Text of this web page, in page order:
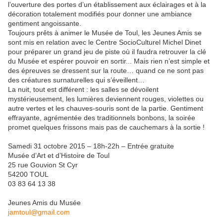
l’ouverture des portes d’un établissement aux éclairages et à la
décoration totalement modifiés pour donner une ambiance
gentiment angoissante.
Toujours prêts à animer le Musée de Toul, les Jeunes Amis se
sont mis en relation avec le Centre SocioCulturel Michel Dinet
pour préparer un grand jeu de piste où il faudra retrouver la clé
du Musée et espérer pouvoir en sortir... Mais rien n’est simple et
des épreuves se dressent sur la route… quand ce ne sont pas
des créatures surnaturelles qui s’éveillent…
La nuit, tout est différent : les salles se dévoilent
mystérieusement, les lumières deviennent rouges, violettes ou
autre vertes et les chauves-souris sont de la partie. Gentiment
effrayante, agrémentée des traditionnels bonbons, la soirée
promet quelques frissons mais pas de cauchemars à la sortie !
Samedi 31 octobre 2015 – 18h-22h – Entrée gratuite
Musée d’Art et d’Histoire de Toul
25 rue Gouvion St Cyr
54200 TOUL
03 83 64 13 38
Jeunes Amis du Musée
jamtoul@gmail.com